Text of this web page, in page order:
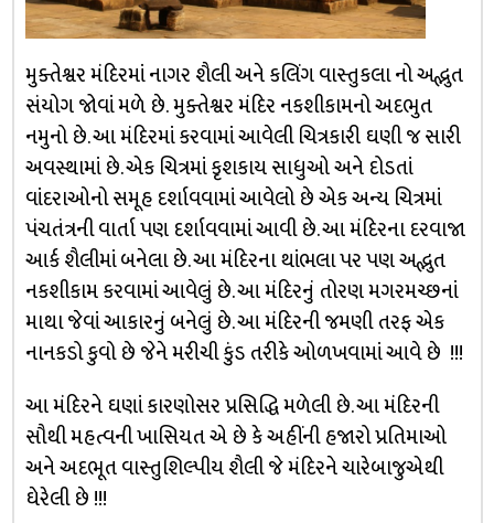
મુક્તેશ્વર મંદિરમાં નાગર શૈલી અને કલિંગ વાસ્તુકલા નો અદ્ભુત
સંયોગ જોવાં મળે છે. મુક્તેશ્વર મંદિર નકશીકામનો અદભુત
નમુનો છે. આ મંદિરમાં કરવામાં આવેલી ચિત્રકારી ઘણી જ સારી
અવસ્થામાં છે. એક ચિત્રમાં કૃશકાય સાધુઓ અને દોડતાં
વાંદરાઓનો સમૂહ દર્શાવવામાં આવેલો છે એક અન્ય ચિત્રમાં
પંચતંત્રની વાર્તા પણ દર્શાવવામાં આવી છે. આ મંદિરના દરવાજા
આર્ક શૈલીમાં બનેલા છે. આ મંદિરના થાંભલા પર પણ અદ્ભુત
નકશીકામ કરવામાં આવેલું છે. આ મંદિરનું તોરણ મગરમચ્છનાં
માથા જેવાં આકારનું બનેલું છે. આ મંદિરની જમણી તરફ એક
નાનકડો કુવો છે જેને મરીચી કુંડ તરીકે ઓળખવામાં આવે છે !!!
આ મંદિરને ઘણાં કારણોસર પ્રસિદ્ધિ મળેલી છે. આ મંદિરની
સૌથી મહત્વની ખાસિયત એ છે કે અહીંની હજારો પ્રતિમાઓ
અને અદભૂત વાસ્તુશિલ્પીય શૈલી જે મંદિરને ચારેબાજુએથી
ઘેરેલી છે !!!